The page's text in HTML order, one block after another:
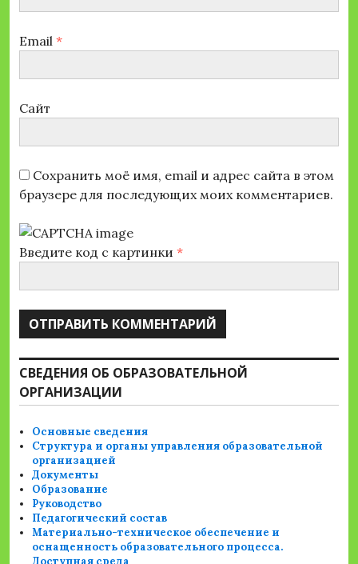
Email *
Сайт
Сохранить моё имя, email и адрес сайта в этом
браузере для последующих моих комментариев.
Введите код с картинки *
СВЕДЕНИЯ ОБ ОБРАЗОВАТЕЛЬНОЙ
ОРГАНИЗАЦИИ
Основные сведения
Структура и органы управления образовательной
организацией
Документы
Образование
Руководство
Педагогический состав
Материально-техническое обеспечение и
оснащенность образовательного процесса.